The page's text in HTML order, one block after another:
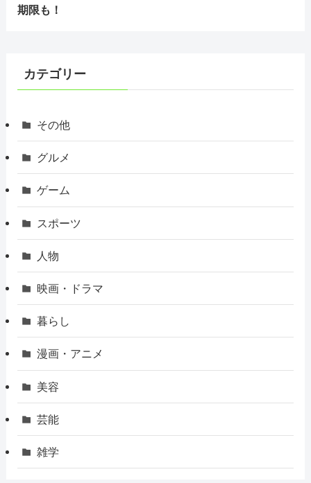
期限も！
カテゴリー
その他
グルメ
ゲーム
スポーツ
人物
映画・ドラマ
暮らし
漫画・アニメ
美容
芸能
雑学